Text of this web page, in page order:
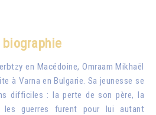
biographie
en Macédoine, Omraam Mikhaël
à Varna en Bulgarie. Sa jeunesse se
difficiles : la perte de son père, la
les guerres furent pour lui autant